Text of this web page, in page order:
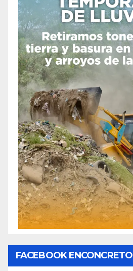
FACEBOOK ENCONCRETO